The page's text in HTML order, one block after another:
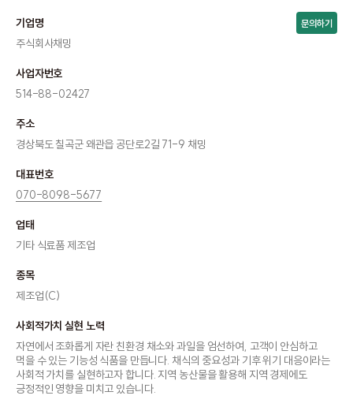
기업명 문의하기
주식회사채밍
사업자번호
514-88-02427
주소
경상북도 칠곡군 왜관읍 공단로2길 71-9 채밍
대표번호
070-8098-5677
업태
기타 식료품 제조업
종목
제조업(C)
사회적가치 실현 노력
자연에서 조화롭게 자란 친환경 채소와 과일을 엄선하여, 고객이 안심하고
먹을 수 있는 기능성 식품을 만듭니다. 채식의 중요성과 기후 위기 대응이라는
사회적 가치를 실현하고자 합니다. 지역 농산물을 활용해 지역 경제에도
긍정적인 영향을 미치고 있습니다.